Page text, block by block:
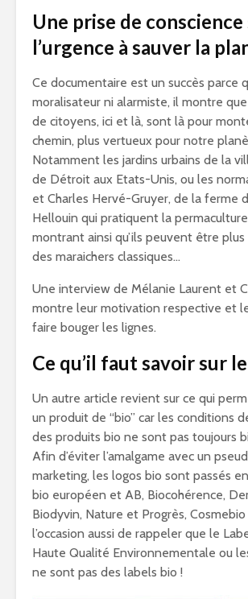
Une prise de
l’urgence à sauver la
Ce documentaire est un succès parce
moralisateur ni alarmiste, il montre
de citoyens, ici et là, sont là pour
chemin, plus vertueux pour notre
Notamment les jardins urbains de la
de Détroit aux Etats-Unis, ou les
et Charles Hervé-Gruyer, de la ferme
Hellouin qui pratiquent la
montrant ainsi qu’ils peuvent être
des maraichers classiques…
Une interview de Mélanie Laurent et
montre leur motivation respective et
faire bouger les lignes.
Ce qu’il faut savoir sur
Un autre article revient sur ce qui
un produit de “bio” car les conditions
des produits bio ne sont pas toujours
Afin d’éviter l’amalgame avec un
marketing, les logos bio sont passés
bio européen et AB, Biocohérence,
Biodyvin, Nature et Progrès, Cosmebio
l’occasion aussi de rappeler que le
Haute Qualité Environnementale ou
ne sont pas des labels bio !